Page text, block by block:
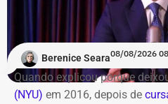
partir das 14h, a 5ª edição
a Casa Savana, na Rua
programação gratuita reúne
empreendedorismo,
sobre carnaval e memória
Berenice Seara08/08/2026
Quando explicou porque
(NYU) em 2016, depois de